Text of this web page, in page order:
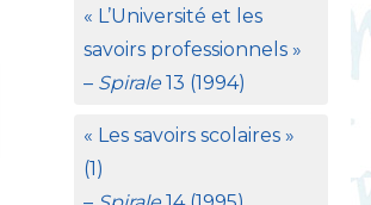
« L’Université et les
savoirs professionnels »
– Spirale13 (1994)
« Les savoirs scolaires »
(1)